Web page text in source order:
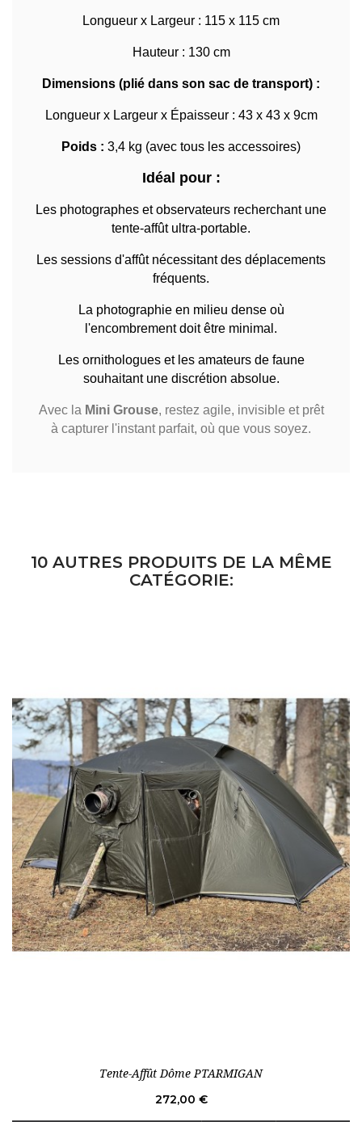
Longueur x Largeur : 115 x 115 cm
Hauteur : 130 cm
Dimensions (plié dans son sac de transport) :
Longueur x Largeur x Épaisseur : 43 x 43 x 9cm
Poids : 3,4 kg (avec tous les accessoires)
Idéal pour :
Les photographes et observateurs recherchant une
tente-affût ultra-portable.
Les sessions d'affût nécessitant des déplacements
fréquents.
La photographie en milieu dense où
l'encombrement doit être minimal.
Les ornithologues et les amateurs de faune
souhaitant une discrétion absolue.
Avec la Mini Grouse, restez agile, invisible et prêt
à capturer l'instant parfait, où que vous soyez.
10 AUTRES PRODUITS DE LA MÊME
CATÉGORIE:
Tente-Affût Dôme PTARMIGAN
Prix
272,00 €